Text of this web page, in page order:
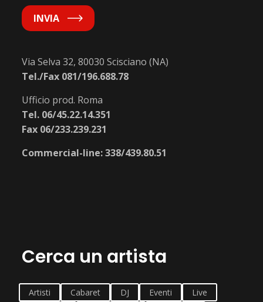
INVIA
Via Selva 32, 80030 Scisciano (NA)
Tel./Fax 081/196.688.78
Ufficio prod. Roma
Tel. 06/45.22.14.351
Fax 06/233.239.231
Commercial-line: 338/439.80.51
Cerca un artista
Artisti Cabaret DJ Eventi
Live